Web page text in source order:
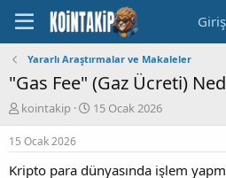
Yararlı Araştırmalar ve Makaleler
"Gas Fee" (Gaz Ücreti)
K
o
n
y
kointakip
B
a
a
15 Ocak 2026
15 Ocak 2026
Kripto para dünyasında işlem